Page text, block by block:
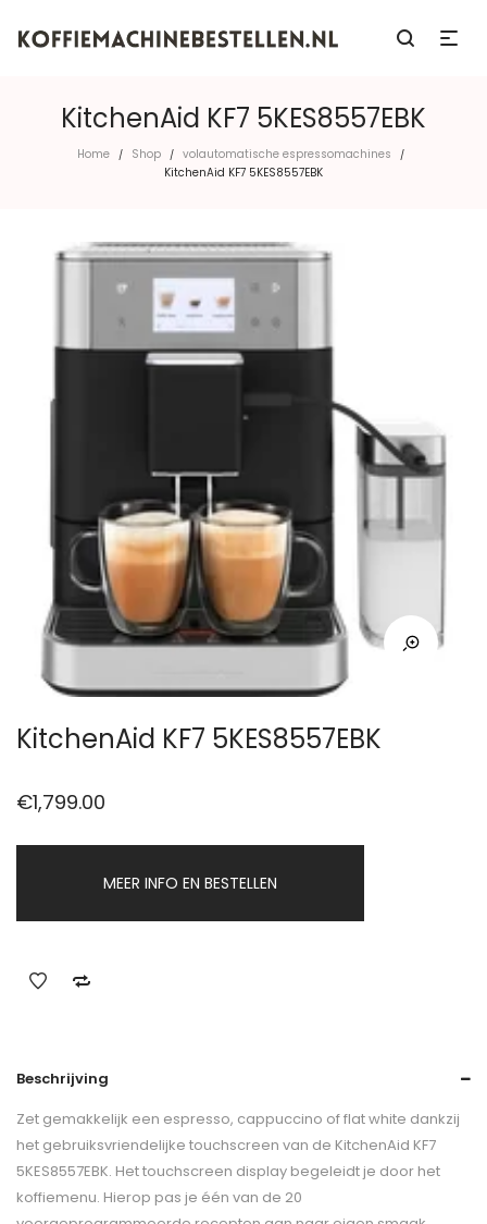
KitchenAid KF7 5KES8557EBK
Home / Shop / volautomatische espressomachines /
KitchenAid KF7 5KES8557EBK
KitchenAid KF7 5KES8557EBK
€1,799.00
MEER INFO EN BESTELLEN
Beschrijving
Zet gemakkelijk een espresso, cappuccino of flat white dankzij
het gebruiksvriendelijke touchscreen van de KitchenAid KF7
5KES8557EBK. Het touchscreen display begeleidt je door het
koffiemenu. Hierop pas je één van de 20